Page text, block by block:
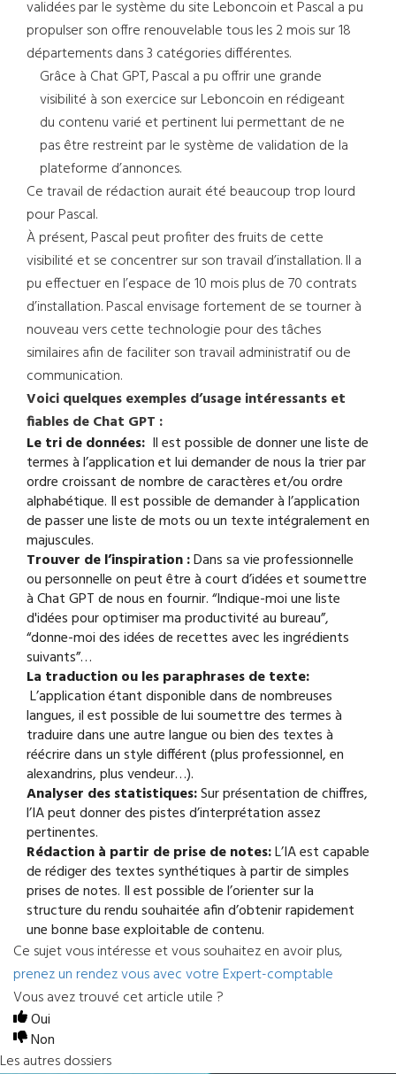
validées par le système du site Leboncoin et Pascal a pu
propulser son offre renouvelable tous les 2 mois sur 18
départements dans 3 catégories différentes.
Grâce à Chat GPT, Pascal a pu offrir une grande
visibilité à son exercice sur Leboncoin en rédigeant
du contenu varié et pertinent lui permettant de ne
pas être restreint par le système de validation de la
plateforme d’annonces.
Ce travail de rédaction aurait été beaucoup trop lourd
pour Pascal.
À présent, Pascal peut profiter des fruits de cette
visibilité et se concentrer sur son travail d’installation. Il a
pu effectuer en l’espace de 10 mois plus de 70 contrats
d’installation. Pascal envisage fortement de se tourner à
nouveau vers cette technologie pour des tâches
similaires afin de faciliter son travail administratif ou de
communication.
Voici quelques exemples d’usage intéressants et
fiables de Chat GPT :
Le tri de données: Il est possible de donner une liste de
termes à l’application et lui demander de nous la trier par
ordre croissant de nombre de caractères et/ou ordre
alphabétique. Il est possible de demander à l’application
de passer une liste de mots ou un texte intégralement en
majuscules.
Trouver de l’inspiration :Dans sa vie professionnelle
ou personnelle on peut être à court d’idées et soumettre
à Chat GPT de nous en fournir. “Indique-moi une liste
d'idées pour optimiser ma productivité au bureau”,
“donne-moi des idées de recettes avec les ingrédients
suivants”…
La traduction ou les paraphrases de texte:
L’application étant disponible dans de nombreuses
langues, il est possible de lui soumettre des termes à
traduire dans une autre langue ou bien des textes à
réécrire dans un style différent (plus professionnel, en
alexandrins, plus vendeur…).
Analyser des statistiques:Sur présentation de chiffres,
l’IA peut donner des pistes d’interprétation assez
pertinentes.
Rédaction à partir de prise de notes:L’IA est capable
de rédiger des textes synthétiques à partir de simples
prises de notes. Il est possible de l’orienter sur la
structure du rendu souhaitée afin d’obtenir rapidement
une bonne base exploitable de contenu.
Ce sujet vous intéresse et vous souhaitez en avoir plus,
prenez un rendez vous avec votre Expert-comptable
Vous avez trouvé cet article utile ?
Oui
Non
Les autres dossiers